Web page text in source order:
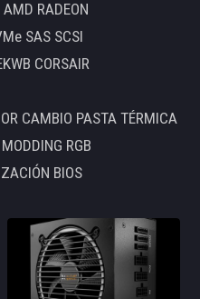
RADEON
SAS SCSI
CORSAIR
CAMBIO PASTA TÉRMICA
RGB
BIOS